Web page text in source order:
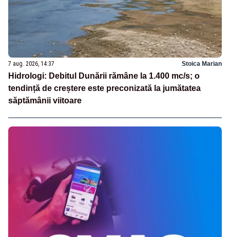
7 aug. 2026, 14:37 Stoica Marian
Hidrologi: Debitul Dunării rămâne la 1.400 mc/s; o
tendință de creștere este preconizată la jumătatea
săptămânii viitoare